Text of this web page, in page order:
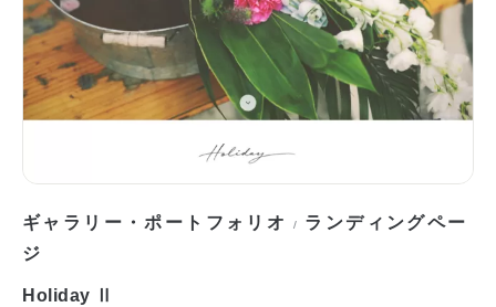
ギャラリー・ポートフォリオ / ランディングペー
ジ
Holiday Ⅱ